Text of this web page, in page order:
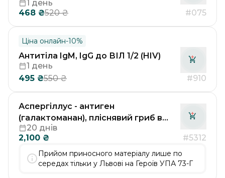
(EBV-VCA IgM)
1 день
468 ₴520₴ #075
Ціна онлайн-10%
Антитіла IgM, IgG до ВІЛ 1/2 (HIV)
1 день
495 ₴550₴ #910
Аспергіллус - антиген
(галактоманан), пліснявий гриб в
лікворі / Aspergillus (виконується в
лабораторії Др. Рьодгера у
Німеччині)
20 днів
2,100 ₴ #5312
Прийом приносного матеріалу лише по
середах тільки у Львові на Героїв УПА 73-Г